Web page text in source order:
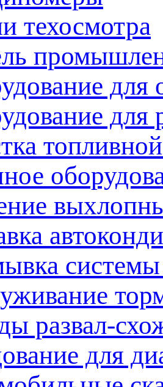
техосмотра
для
для
развал-
для